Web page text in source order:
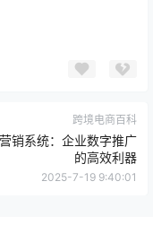
跨境电商百科
销系统：企业数字推广
的高效利器
2025-7-19 9:40:01